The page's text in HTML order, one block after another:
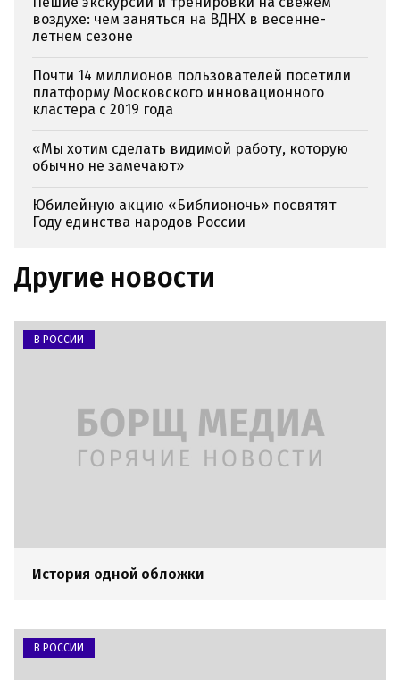
воздухе: чем заняться на ВДНХ в весенне-
летнем сезоне
Почти 14 миллионов пользователей посетили
платформу Московского инновационного
кластера с 2019 года
«Мы хотим сделать видимой работу, которую
обычно не замечают»
Юбилейную акцию «Библионочь» посвятят
Году единства народов России
Другие новости
В РОССИИ
История одной обложки
В РОССИИ